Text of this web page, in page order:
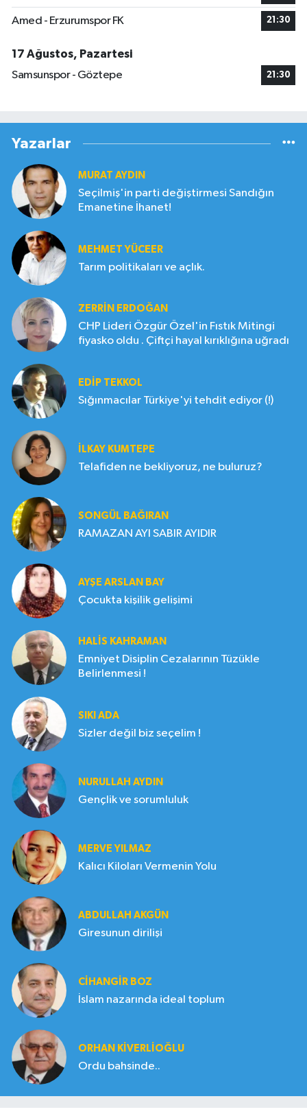
Amed - Erzurumspor FK 21:30
17 Ağustos, Pazartesi
Samsunspor - Göztepe
21:30
Yazarlar
MURAT AYDIN
Seçilmiş'in parti değiştirmesi Sandığın
Emanetine İhanet!
MEHMET YÜCEER
Tarım politikaları ve açlık.
ZERRIN ERDOĞAN
CHP Lideri Özgür Özel'in Fıstık Mitingi
fiyasko oldu . Çiftçi hayal kırıklığına uğradı
EDIP TEKKOL
Sığınmacılar Türkiye'yi tehdit ediyor (!)
İLKAY KUMTEPE
Telafiden ne bekliyoruz, ne buluruz?
SONGÜL BAĞIRAN
RAMAZAN AYI SABIR AYIDIR
AYŞE ARSLAN BAY
Çocukta kişilik gelişimi
HALIS KAHRAMAN
Emniyet Disiplin Cezalarının Tüzükle
Belirlenmesi !
SIKI ADA
Sizler değil biz seçelim !
NURULLAH AYDIN
Gençlik ve sorumluluk
MERVE YILMAZ
Kalıcı Kiloları Vermenin Yolu
ABDULLAH AKGÜN
Giresunun dirilişi
CIHANGIR BOZ
İslam nazarında ideal toplum
ORHAN KIVERLIOĞLU
Ordu bahsinde..